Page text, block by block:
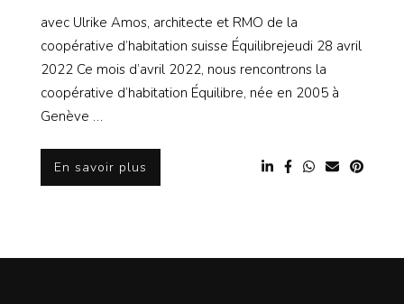
avec Ulrike Amos, architecte et RMO de la
coopérative d’habitation suisse Équilibrejeudi 28 avril
2022 Ce mois d’avril 2022, nous rencontrons la
coopérative d’habitation Équilibre, née en 2005 à
Genève …
En savoir plus